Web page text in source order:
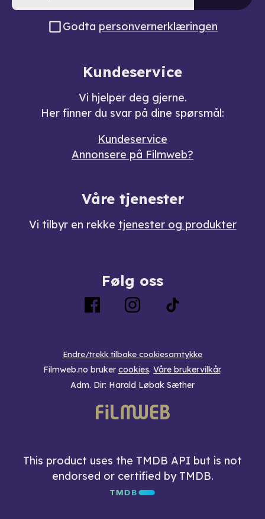
Godta personvernerklæringen
Kundeservice
Vi hjelper deg gjerne.
Her finner du svar på dine spørsmål:
Kundeservice
Annonsere på Filmweb?
Våre tjenester
Vi tilbyr en rekke tjenester og produkter
Følg oss
Endre/trekk tilbake cookiesamtykke
Filmweb.no bruker cookies. Våre brukervilkår.
Adm. Dir: Harald Løbak Sæther
This product uses the TMDB API but is not
endorsed or certified by TMDB.